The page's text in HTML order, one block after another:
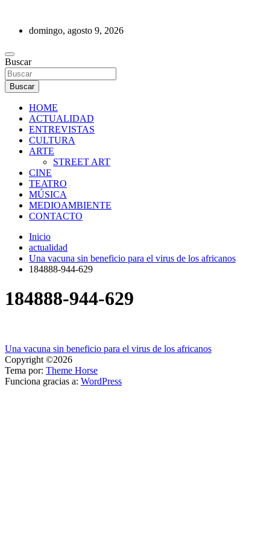
contenidodomingo, agosto 9, 2026
REVISTA DE PRENSA
Buscar
Buscar
HOME
ACTUALIDAD
ENTREVISTAS
CULTURA
ARTE
STREET ART
CINE
TEATRO
MÚSICA
MEDIOAMBIENTE
CONTACTO
Inicio
actualidad
Una vacuna sin beneficio para el virus de los africanos
184888-944-629
184888-944-629
Navegación
de
entradas
Una vacuna sin beneficio para el virus de los africanos
Copyright ©2026
Tema por: Theme Horse
Funciona gracias a: WordPress